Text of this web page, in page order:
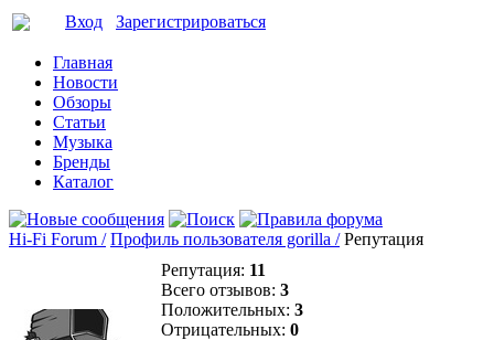
Вход Зарегистрироваться
Главная
Новости
Обзоры
Статьи
Музыка
Бренды
Каталог
Hi-Fi Forum / Профиль пользователя gorilla / Репутация
Репутация: 11
Всего отзывов: 3
Положительных: 3
Отрицательных: 0